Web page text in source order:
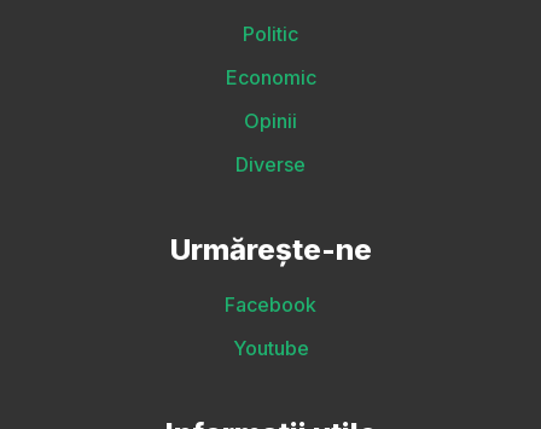
Politic
Economic
Opinii
Diverse
Urmărește-ne
Facebook
Youtube